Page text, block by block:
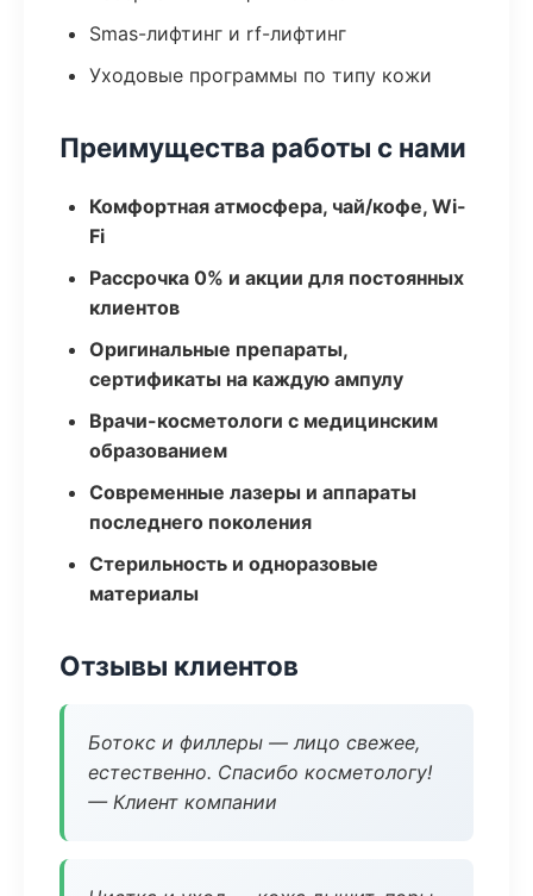
Smas-лифтинг и rf-лифтинг
Уходовые программы по типу кожи
Преимущества работы с нами
Комфортная атмосфера, чай/кофе, Wi-
Fi
Рассрочка 0% и акции для постоянных
клиентов
Оригинальные препараты,
сертификаты на каждую ампулу
Врачи-косметологи с медицинским
образованием
Современные лазеры и аппараты
последнего поколения
Стерильность и одноразовые
материалы
Отзывы клиентов
Ботокс и филлеры — лицо свежее,
естественно. Спасибо косметологу!
— Клиент компании